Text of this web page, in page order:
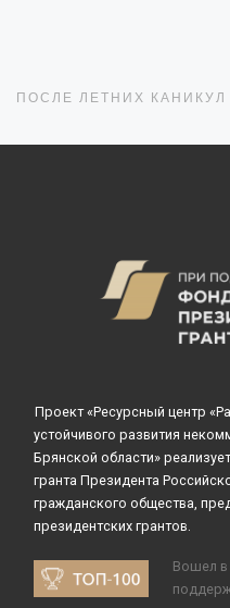
Проект «Ресурсный центр
устойчивого развития
Брянской области»
гранта Президента
гражданского общества,
президентских грантов.
Вошел в